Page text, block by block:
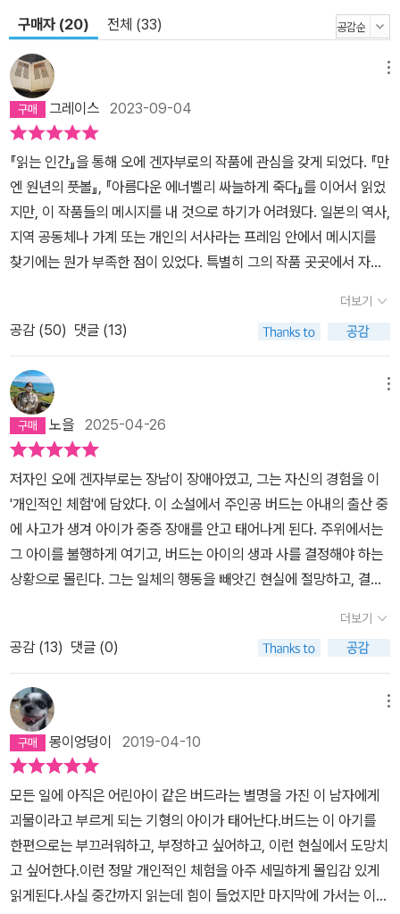
구매자 (20) 전체 (33)
그레이스 2023-09-04
『읽는 인간』을 통해 오에 겐자부로의 작품에 관심을 갖게 되었다. 『만
엔 원년의 풋볼』, 『아름다운 에너벨리 싸늘하게 죽다』를 이어서 읽었
지만, 이 작품들의 메시지를 내 것으로 하기가 어려웠다. 일본의 역사,
지역 공동체나 가계 또는 개인의 서사라는 프레임 안에서 메시지를
찾기에는 뭔가 부족한 점이 있었다. 특별히 그의 작품 곳곳에서 자주
슈얼리티’라기 보다는 오히려 비참하고 그로테스크한 욕구―영상이
라면 눈을 질끈 감게 되는―로 다가온다. 『개인적인 체험』에서 그려
지는 성행위 장면 역시 불편했다. 그러나 다른 작품에 비해 무엇을 말
하고자 하는지는 조금 더 선명하다. 그는 『소설의 방법』에서 「문학
표현과 낯설게 하기」라는 소제목으로 구조화에 대해 설명한다. 말과
단어, 문장과 분절화된 문단들은 중립상태로 있을 수 없다. 소설 안에
서 문장은 문체화된 전략적인 문장이 되어 그 문장이 표현하는 사람
의 상황을 다 끌어들인다. 그 문장이 그 사람이 갖는 정황, 태도를 표
현한다. 그렇게 문장은 낯설게 되고 상황들과 관계를 맺고 여러 의미
의 층위를 형성한다. “문학표현의 말은, 말과 단어의 수준에서 벌써
이 사회가 세계 나아가서는 우주적인 것으로 넓혀 가는 구조적인 양
상에 대하여 그 쓰는 사람이 어떠한 태도로 실재하고 있는가를 보여
굳이 구조주의를 언급하지 않겠다고 하지만, 그가 말한 구조화라는
던 표현들이 그의 작품 안에서는 낯설게 느껴지는 이유다. 진열장 안
의 아프리카 지도를 들여다보며 한숨을 내쉬고 있는 버드는 병원에서
출산 중인 아내를 두고 있다. 처음부터 낯설다. 도대체 태어날 아이를
기다리는 남자가 왜 이런 곳에서 아프리카 지도를 바라보고 있을까?
“아프리카 대륙은 고개를 수그린 남자의 두개골 모양과 닮았다(8
p)”고 한 문장은, 이 소설의 1/3 정도를 읽고 나면, 주인공 버드가 특
수아실 유리 너머로 아들의 기형적인 머리를 보며 구토를 일으키는
장면, 진열장과 거울에 비친 자신의 몸을 보고 수치심을 느끼는 장면
을 지시하는 상징적인 이미지임을 알게 된다. “사실 결혼 후, 나는
더보기
공감 (50) 댓글 (13)
노을 2025-04-26
저자인 오에 겐자부로는 장남이 장애아였고, 그는 자신의 경험을 이
'개인적인 체험'에 담았다. 이 소설에서 주인공 버드는 아내의 출산 중
에 사고가 생겨 아이가 중증 장애를 안고 태어나게 된다. 주위에서는
그 아이를 불행하게 여기고, 버드는 아이의 생과 사를 결정해야 하는
상황으로 몰린다. 그는 일체의 행동을 빼앗긴 현실에 절망하고, 결정
드는 아프리카 여행을 꿈꾸는 자로 과거에 알콜로 도피해서 경력을
망쳤다. 즉, 전후 일본 소설에서 많이 등장한 불안하고 부유하는 젊은
이다. 그리고 그런 그이기에 중증 장애를 가진 아이를 받아들이는 것
이 쉽지 않았고, 하지만 여러 과정을 통해 내적으로 성장하고 변화하
여 결국 비극을 극복한다. 그 과정을 소설가는 섬세하게 작품에 담아
내고 있고, 마지막 장면에서는 일종의 감동까지 느끼게 된다.하지만
작품 내내 나는 이 소설이 불편했다. 일단 기본적으로 산부인과 의사
나 가족들에게 생명에 대한 존중이 보이지 않는다. 그들은 장애아가
태어난 것에 대해 불편해하고 수치스러워한다. 이것은 내가 예전에
'겐지이야기'에서 느꼈던 그 불편함과 동일하다. 일본인의 마음 한 구
석에는 뭔가 비인간적인 지점이 존재하고, 인간을 인정하는데 자격조
건을 요구하는 듯한 느낌을 준다. 분명 아이의 장애는 아이의 책임이
더보기
공감 (13) 댓글 (0)
몽이엉덩이 2019-04-10
모든 일에 아직은 어린아이 같은 버드라는 별명을 가진 이 남자에게
괴물이라고 부르게 되는 기형의 아이가 태어난다.버드는 이 아기를
한편으로는 부끄러워하고, 부정하고 싶어하고, 이런 현실에서 도망치
고 싶어한다.이런 정말 개인적인 체험을 아주 세밀하게 몰입감 있게
읽게된다.사실 중간까지 읽는데 힘이 들었지만 마지막에 가서는 이래